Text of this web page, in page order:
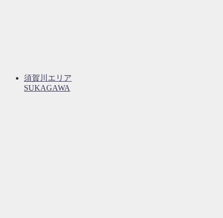
須賀川エリア
SUKAGAWA